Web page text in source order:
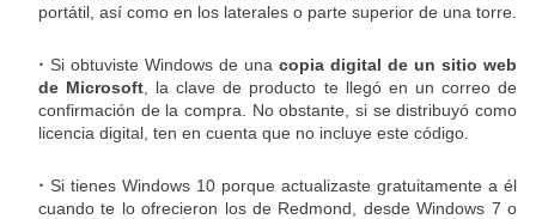
portátil, así como en los laterales o parte superior de una torre.
Si obtuviste Windows de una copia digital de un sitio web
de Microsoft , la clave de producto te llegó en un correo de
confirmación de la compra. No obstante, si se distribuyó como
licencia digital, ten en cuenta que no incluye este código.
Si tienes Windows 10 porque actualizaste gratuitamente a él
cuando te lo ofrecieron los de Redmond, desde Windows 7 o